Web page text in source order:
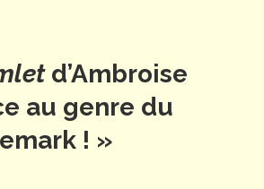
d’Ambroise
au genre du
! »